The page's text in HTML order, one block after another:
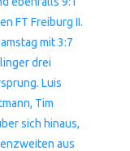
FT Freiburg II.
mit 3:7
drei
Luis
Tim
sich hinaus,
aus